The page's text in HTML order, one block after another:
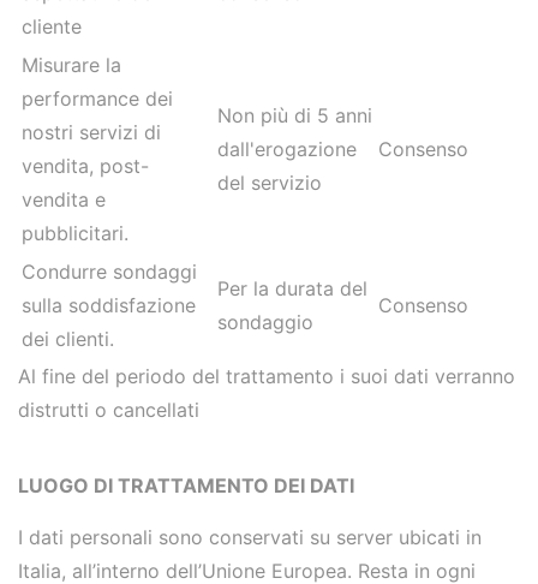
cliente
Misurare la
performance dei
nostri servizi di
vendita, post-
vendita e
pubblicitari.
Non più di 5 anni
dall'erogazione
del servizio
Consenso
Condurre sondaggi
sulla soddisfazione
dei clienti.
Per la durata del
sondaggio
Consenso
Al fine del periodo del trattamento i suoi dati verranno
distrutti o cancellati
LUOGO DI TRATTAMENTO DEI DATI
I dati personali sono conservati su server ubicati in
Italia, all’interno dell’Unione Europea. Resta in ogni